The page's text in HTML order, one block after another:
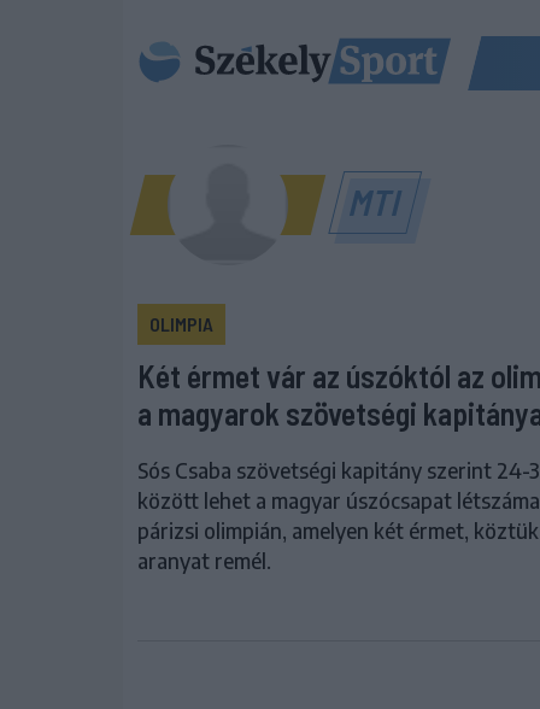
MTI
OLIMPIA
Két érmet vár az úszóktól az
a magyarok szövetségi
Sós Csaba szövetségi kapitány szerint 24-
között lehet a magyar úszócsapat
párizsi olimpián, amelyen két érmet,
aranyat remél.